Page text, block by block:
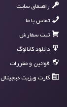
راهنمای سایت
تماس با ما
ثبت سفارش
دانلود کاتالوگ
قوانین و مقررات
کارت ویزیت دیجیتال